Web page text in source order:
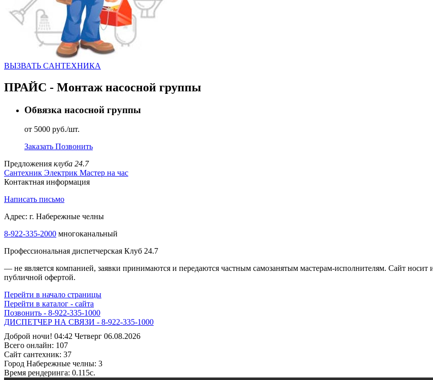
ВЫЗВАТЬ CАНТЕХНИКА
ПРАЙС - Монтаж насосной группы
Обвязка насосной группы
от 5000 руб./шт.
Заказать Позвонить
Предложения клуба 24.7
Сантехник Электрик Мастер на час
Контактная информация
Написать письмо
Адрес: г. Набережные челны
8-922-335-2000 многоканальный
Профессиональная диспетчерская Клуб 24.7
— не является компанией, заявки принимаются и передаются частным самозанятым мастерам‑исполнителям. Сайт
публичной офертой.
Перейти в начало страницы
Перейти в каталог - сайта
Позвонить - 8-922-335-1000
ДИСПЕТЧЕР НА СВЯЗИ - 8-922-335-1000
Доброй ночи! 04:42 Четверг 06.08.2026
Всего онлайн: 107
Сайт cантехник: 37
Город Набережные челны: 3
Время рендеринга: 0.115c.